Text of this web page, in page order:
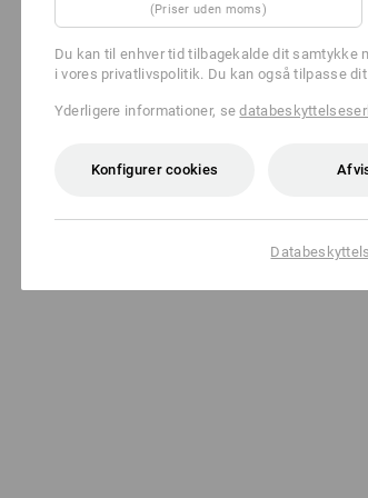
(Priser uden moms)
Du kan til enhver tid tilbagekalde dit samtykke
i vores privatlivspolitik. Du kan også tilpasse
Yderligere informationer, se
Konfigurer cookies